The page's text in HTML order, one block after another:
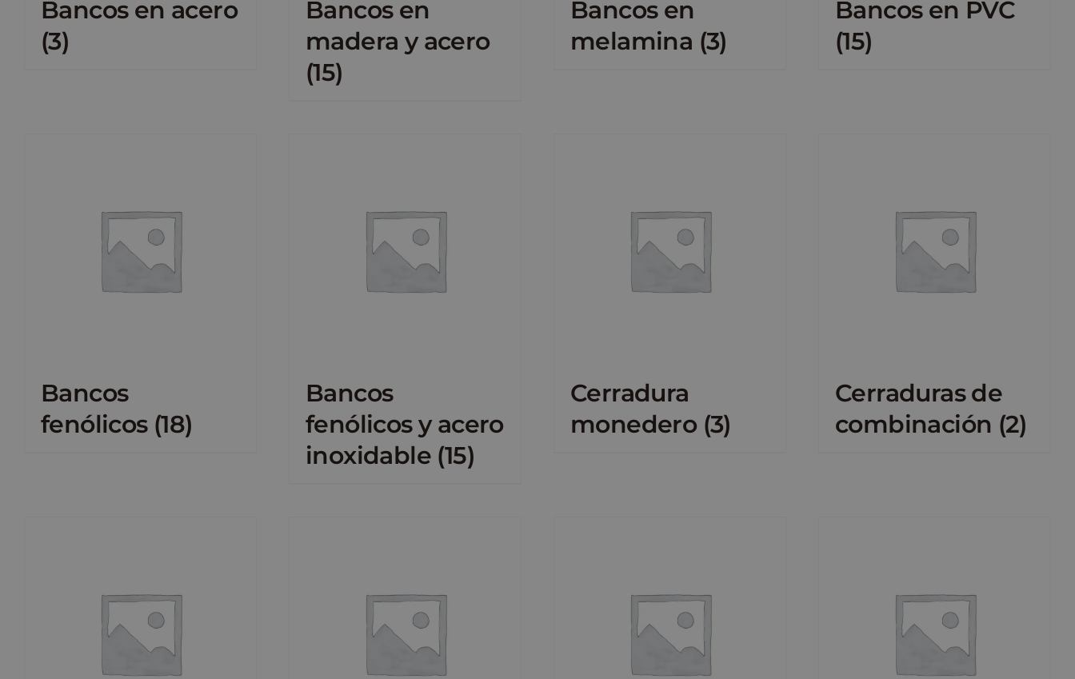
Bancos en acero
(3)
Bancos en
madera y acero
(15)
Bancos en
melamina (3)
Bancos en PVC
(15)
Bancos
fenólicos (18)
Bancos
fenólicos y acero
inoxidable (15)
Cerradura
monedero (3)
Cerraduras de
combinación (2)